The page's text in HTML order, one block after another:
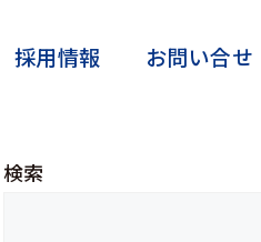
採用情報 お問い合せ
検索